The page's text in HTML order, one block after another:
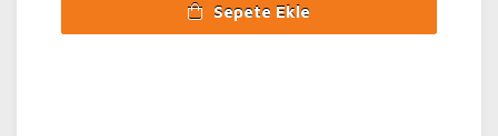
Sepete Ekle